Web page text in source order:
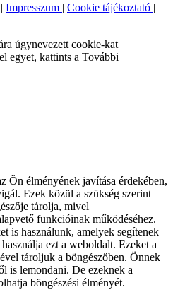
Impresszum | Cookie tájékoztató |
úgynevezett cookie-kat
egyet, kattints a További
Ön élményének javítása érdekében,
Ezek közül a szükség szerint
tárolja, mivel
funkcióinak működéséhez.
is használunk, amelyek segítenek
ezt a weboldalt. Ezeket a
tároljuk a böngészőben. Önnek
is lemondani. De ezeknek a
böngészési élményét.